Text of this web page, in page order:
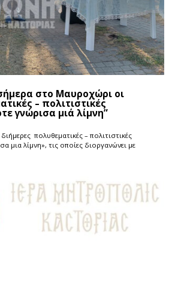
στο Μαυροχώρι οι
– πολιτιστικές
γνώρισα μιά λίμνη”
πολυθεματικές – πολιτιστικές
μια λίμνη», τις οποίες διοργανώνει με